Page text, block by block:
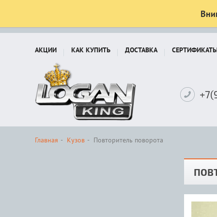
АКЦИИ КАК КУПИТЬ ДОСТАВКА
Главная Кузов Повторитель поворота